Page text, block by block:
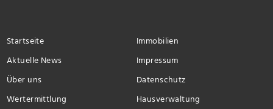
Startseite
Immobilien
Aktuelle News
Impressum
Über uns
Datenschutz
Wertermittlung
Hausverwaltung